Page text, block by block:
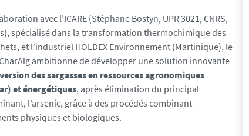
avec l’ICARE (Stéphane Bostyn, UPR 3021, CNRS,
spécialisé dans la transformation thermochimique des
et l’industriel HOLDEX Environnement (Martinique), le
ambitionne de développer une solution innovante
des sargasses en ressources agronomiques
et énergétiques, après élimination du principal
l’arsenic, grâce à des procédés combinant
physiques et biologiques.